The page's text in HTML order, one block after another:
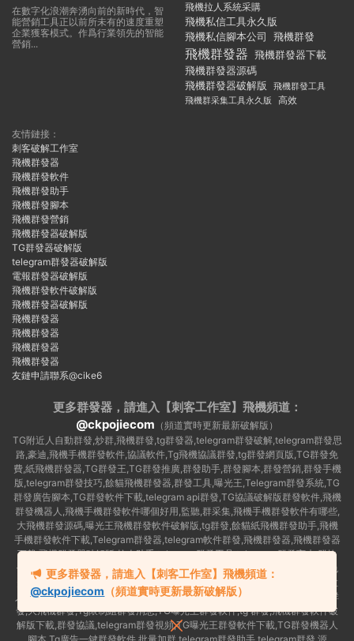
在數字化浪潮奔湧向前的新時代，智
能營銷工具正以前所未有的速度重塑
企業獲客模式。作爲行業領先的智能
營銷...
飛機拉人系統采購
飛機私信工具永久版
飛機私信腳本公司
飛機群發
飛機群發器 飛機群發器下載
飛機群發器源碼
飛機群發器破解版
飛機群發工具
飛機群采集工具永久版
高效
友情鏈接：
刺客破解工作室
飛機群發器
飛機群發軟件
飛機群發助手
飛機群發腳本
飛機群發營銷
飛機群發器破解版
TG群發器破解版
telegram群發器破解版
電報群發器破解版
飛機群發軟件破解版
飛機群發器破解版
飛機群發器
飛機群發器
飛機群發器
飛機群發器
友鏈申請聯系@cike6
更多群發器，請進入【刺客工作室】 飛機頻道：
@ckpojiecom （頻道實時更新最新破解版）
TG附近人自動群發,炒群,飛機群發,tg群發器,telegram群發破解,telegram群發思
路,豪迪,飛機手機群發軟件,協議軟件,Tg飛機協議群發,tg群發網頁版,TG群發免
費,紙飛機群發器,TG群發王,TG群發推廣,群發助手,群發腳本,群發營銷,群發手機
版,telegram群發技巧,餘貓飛機群發器,群發工具,曝光王,Telegram群發系統,TG
群發廣告腳本,TG群發軟件下載,telegram api群發,TG協議破解版群發軟件,飛機
群發機器人,飛機手機群發軟件哪個好用,監聽,群采集,飛機手機群發軟件有哪些,
大飛機群發源碼,曝光王飛機群發軟件破解版,tg群發,餘貓紙飛機群發助手,飛機
手機群發軟件下載,Telegram群發器,telegram軟件群發,飛機群發器,飛機群發器
下載,飛機群發器破解版,拉人助手,telegram群發工具,telegram 群發言,加群軟
件,Telegram怎麽群發,協議号注冊機,TG機器人群發消息,群發軟件,tg群發器免
費版,私信軟件,tg群發廣告,telegram群發規則,telegram群發,telegram 群發,拉
人軟件,telegram批量群發,群發器破解版,曝光王飛機群發軟件,telegram自動群
發,大飛機群發,Tg限制組群發消息,TG曝光王群發軟件,tg 群發,飛機群發軟件破
解版下載,群發協議,telegram群發視頻,TG曝光王群發軟件下載,TG群發機器人
更多群發器，請進入【刺客工作室】飛機頻道：
@ckpojiecom （頻道實時更新最新破解版）